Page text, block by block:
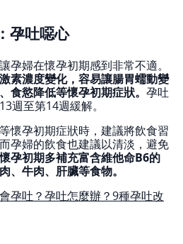
孕吐噁心
孕婦在懷孕初期感到非常不適。
素濃度變化，容易讓腸胃蠕動變
食慾降低等懷孕初期症狀。 孕吐
週至第14週緩解。
懷孕初期症狀時，建議將飲食習
孕婦的飲食也建議以清淡，避免
孕初期多補充富含維他命B6的
、牛肉、肝臟等食物。
孕吐？孕吐怎麼辦？9種孕吐改